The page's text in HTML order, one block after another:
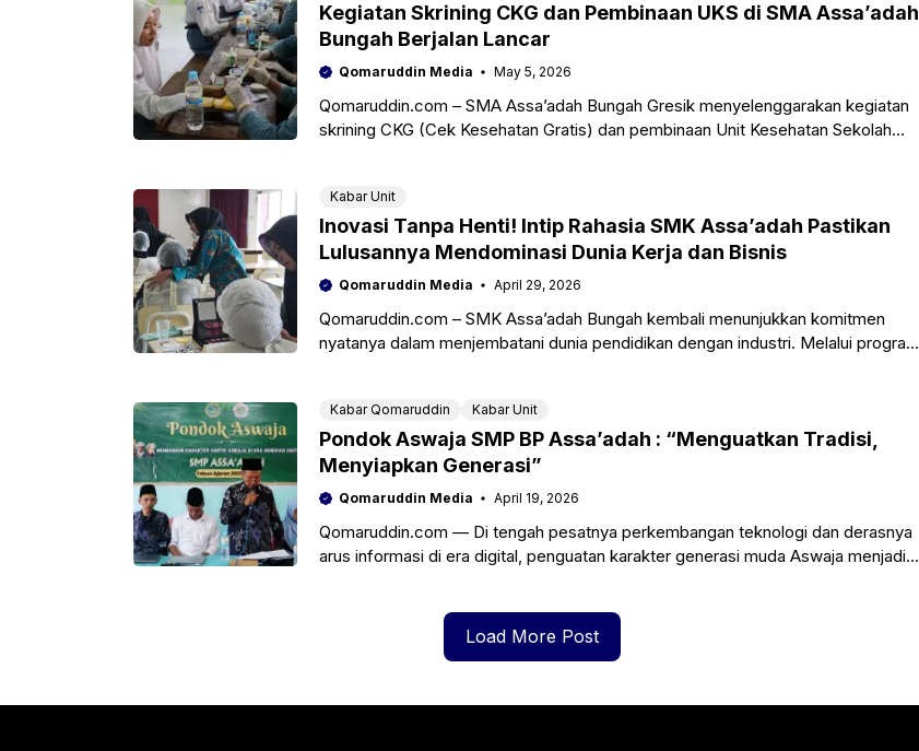
Kegiatan Skrining CKG dan Pembinaan UKS di SMA Assa’adah
Bungah Berjalan Lancar
Qomaruddin Media May 5, 2026
Qomaruddin.com – SMA Assa’adah Bungah Gresik menyelenggarakan kegiatan
skrining CKG (Cek Kesehatan Gratis) dan pembinaan Unit Kesehatan Sekolah
Kabar Unit
Inovasi Tanpa Henti! Intip Rahasia SMK Assa’adah Pastikan
Lulusannya Mendominasi Dunia Kerja dan Bisnis
Qomaruddin Media April 29, 2026
Qomaruddin.com – SMK Assa’adah Bungah kembali menunjukkan komitmen
nyatanya dalam menjembatani dunia pendidikan dengan industri. Melalui program
Kabar Qomaruddin Kabar Unit
Pondok Aswaja SMP BP Assa’adah : “Menguatkan Tradisi,
Menyiapkan Generasi”
Qomaruddin Media April 19, 2026
Qomaruddin.com — Di tengah pesatnya perkembangan teknologi dan derasnya
arus informasi di era digital, penguatan karakter generasi muda Aswaja menjadi
Load More Post